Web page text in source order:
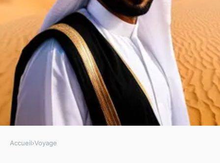
VOYAGE
Accueil›Voyage